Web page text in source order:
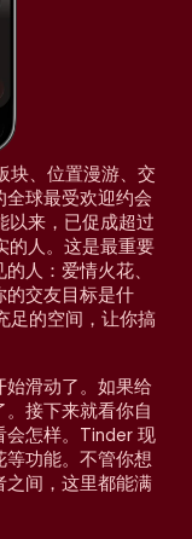
块、位置漫游、交
球最受欢迎约会
以来，已促成超过
的人。这是最重要
人：爱情火花、
的交友目标是什
足的空间，让你搞
滑动了。如果给
接下来就看你自
会怎样。Tinder 现
功能。不管你想
之间，这里都能满